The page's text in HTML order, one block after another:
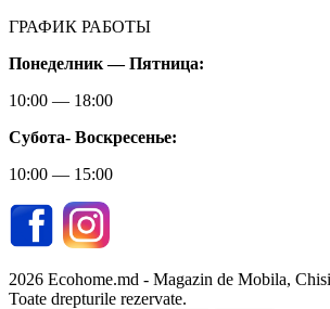
ГРАФИК РАБОТЫ
Понеделник — Пятница:
10:00 — 18:00
Субота- Воскресенье:
10:00 — 15:00
2026 Ecohome.md - Magazin de Mobila,
Toate drepturile rezervate.